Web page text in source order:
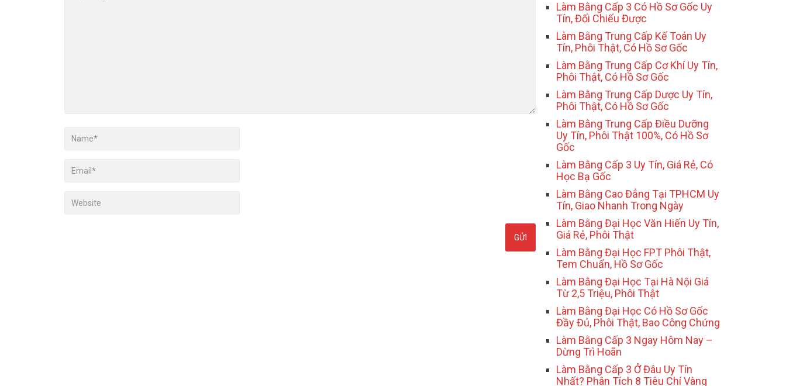
Làm Bằng Cấp 3 Có Hồ Sơ Gốc Uy
Tín, Đối Chiếu Được
Làm Bằng Trung Cấp Kế Toán Uy
Tín, Phôi Thật, Có Hồ Sơ Gốc
Làm Bằng Trung Cấp Cơ Khí Uy Tín,
Phôi Thật, Có Hồ Sơ Gốc
Làm Bằng Trung Cấp Dược Uy Tín,
Phôi Thật, Có Hồ Sơ Gốc
Làm Bằng Trung Cấp Điều Dưỡng
Uy Tín, Phôi Thật 100%, Có Hồ Sơ
Gốc
Làm Bằng Cấp 3 Uy Tín, Giá Rẻ, Có
Học Bạ Gốc
Làm Bằng Cao Đẳng Tại TPHCM Uy
Tín, Giao Nhanh Trong Ngày
Làm Bằng Đại Học Văn Hiến Uy Tín,
Giá Rẻ, Phôi Thật
Làm Bằng Đại Học FPT Phôi Thật,
Tem Chuẩn, Hồ Sơ Gốc
Làm Bằng Đại Học Tại Hà Nội Giá
Từ 2,5 Triệu, Phôi Thật
Làm Bằng Đại Học Có Hồ Sơ Gốc
Đầy Đủ, Phôi Thật, Bao Công Chứng
Làm Bằng Cấp 3 Ngay Hôm Nay –
Dừng Trì Hoãn
Làm Bằng Cấp 3 Ở Đâu Uy Tín
Nhất? Phân Tích 8 Tiêu Chí Vàng